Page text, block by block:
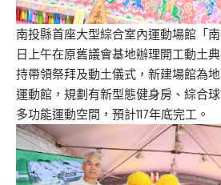
南投縣首座大型綜合室內運動場館「
日上午在原舊議會基地辦理開工動土
持帶領祭拜及動土儀式，新建場館為
運動館，規劃有新型態健身房、綜合
多功能運動空間，預計117年底完工。